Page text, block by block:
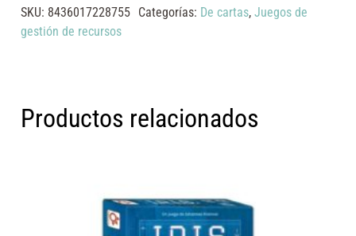
SKU: 8436017228755 Categorías: De cartas, Juegos de
gestión de recursos
Productos relacionados